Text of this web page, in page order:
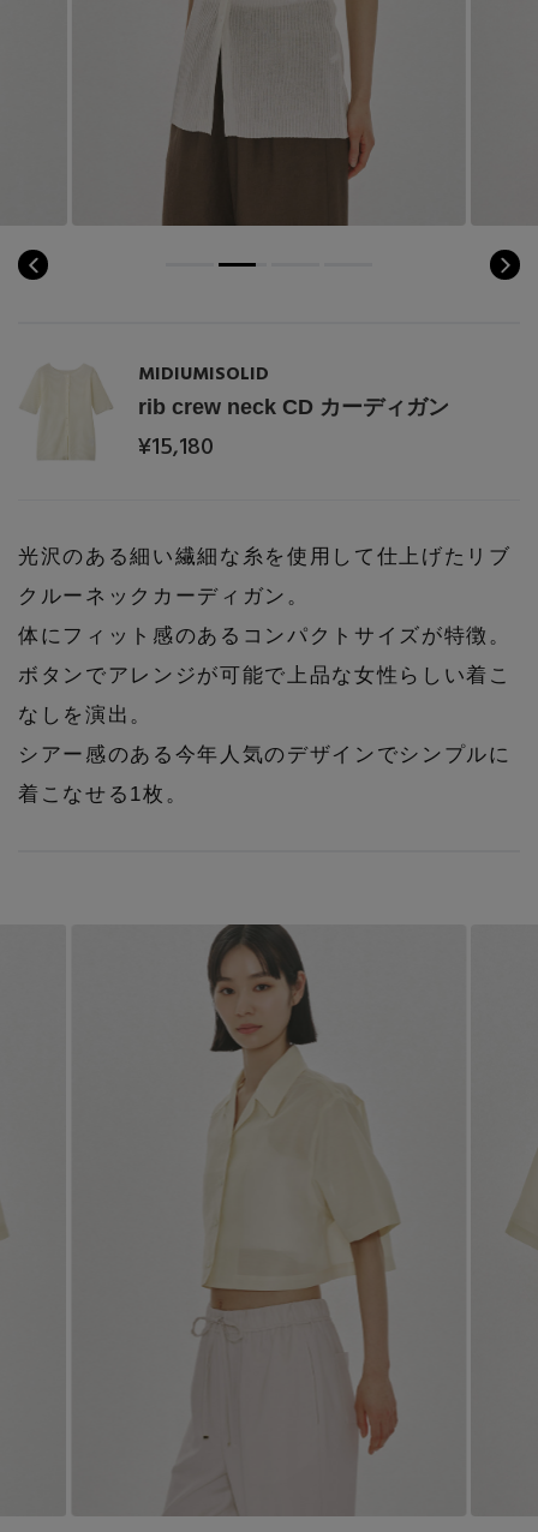
MIDIUMISOLID
rib crew neck CD カーディガン
¥15,180
光沢のある細い繊細な糸を使用して仕上げたリブ
クルーネックカーディガン。
体にフィット感のあるコンパクトサイズが特徴。
ボタンでアレンジが可能で上品な女性らしい着こ
なしを演出。
シアー感のある今年人気のデザインでシンプルに
着こなせる1枚。